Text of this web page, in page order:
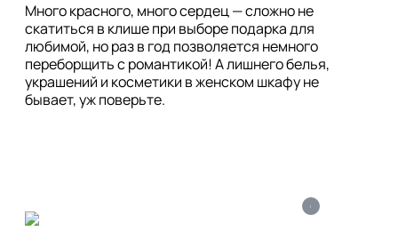
Много красного, много сердец — сложно не
скатиться в клише при выборе подарка для
любимой, но раз в год позволяется немного
переборщить с романтикой! А лишнего белья,
украшений и косметики в женском шкафу не
бывает, уж поверьте.
i